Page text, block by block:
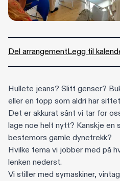
Del arrangementLegg til
Hullete jeans? Slitt genser?
eller en topp som aldri har
Det er akkurat sånt vi tar for
lage noe helt nytt? Kanskje en
bestemors gamle dynetrekk?
Hvilke tema vi jobber med på
lenken nederst.
Vi stiller med symaskiner,